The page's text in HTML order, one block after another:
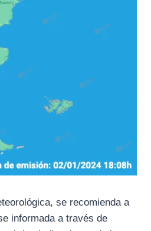
se recomienda a
informada a través de